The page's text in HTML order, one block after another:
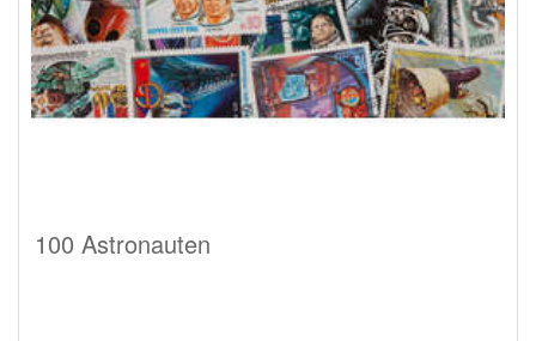
100 Astronauten